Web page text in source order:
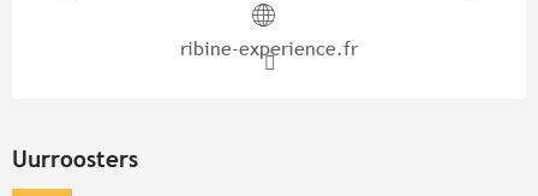
ribine-experience.fr
Uurroosters